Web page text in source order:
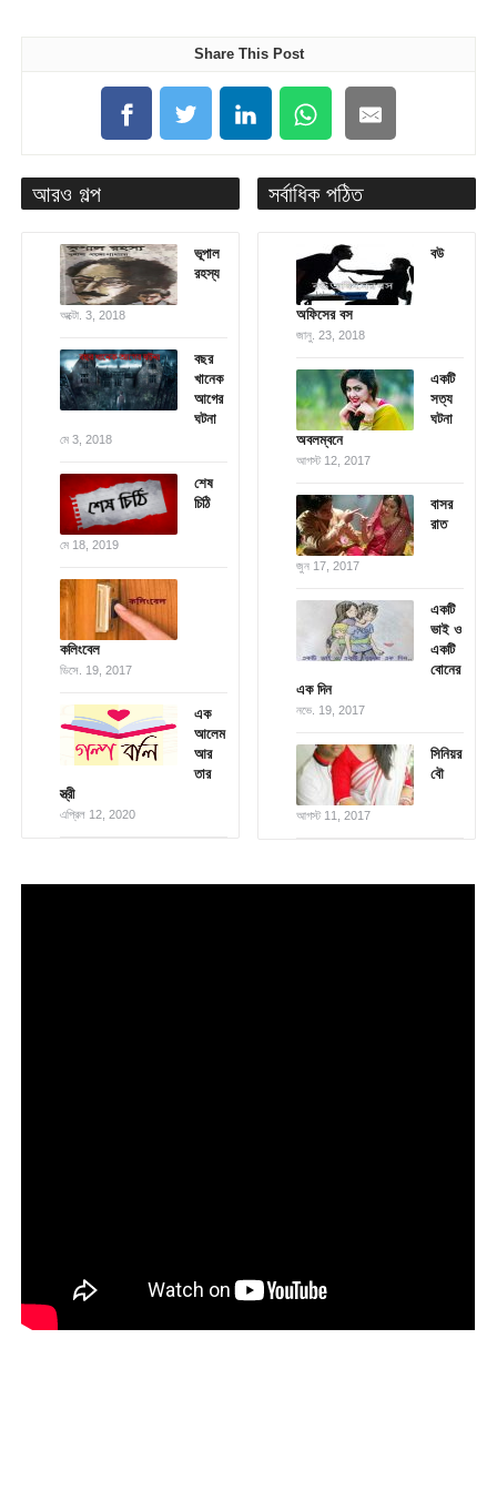
Share This Post
আরও গল্প
ভূপাল
রহস্য
অক্টো. 3, 2018
বছর
খানেক
আগের
ঘটনা
মে 3, 2018
শেষ
চিঠি
মে 18, 2019
কলিংবেল
ডিসে. 19, 2017
এক
আলেম
আর
তার
স্ত্রী
এপ্রিল 12, 2020
সর্বাধিক পঠিত
বউ
অফিসের বস
জানু. 23, 2018
একটি
সত্য
ঘটনা
অবলম্বনে
আগস্ট 12, 2017
বাসর
রাত
জুন 17, 2017
একটি
ভাই ও
একটি
বোনের
এক দিন
নভে. 19, 2017
সিনিয়র
বৌ
আগস্ট 11, 2017